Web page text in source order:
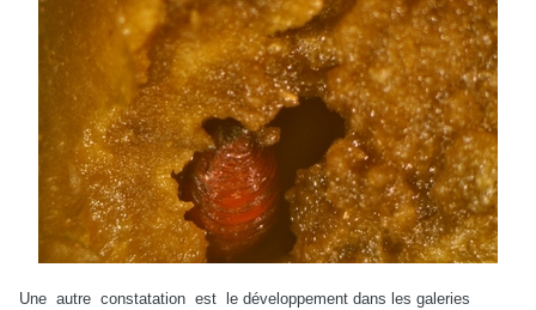
Une autre constatation est le développement dans les galeries